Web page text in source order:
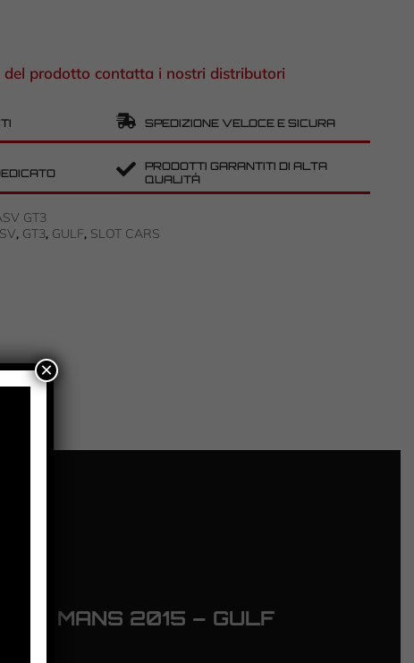
del prodotto contatta i nostri distributori
SPEDIZIONE VELOCE E SICURA
PRODOTTI GARANTITI DI ALTA
QUALITÀ
GT3
, GT3, GULF, SLOT CARS
LE MANS 2015 – GULF
×